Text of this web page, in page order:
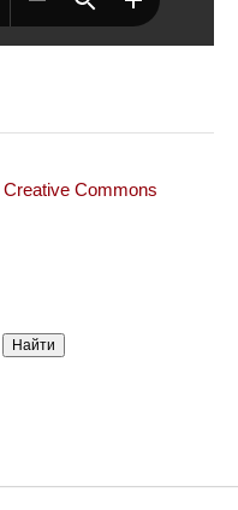
Creative Commons